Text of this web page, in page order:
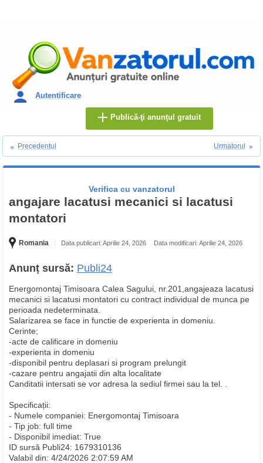
Autentificare
Publică-ţi anunţul gratuit
Precedentul Urmatorul
Verifica cu vanzatorul
angajare lacatusi mecanici si lacatusi
montatori
Romania Data publicari: Aprilie 24, 2026 Data modificari: Aprilie 24, 2026
Anunț sursă: Publi24
Energomontaj Timisoara Calea Sagului, nr.201,angajeaza lacatusi
mecanici si lacatusi montatori cu contract individual de munca pe
perioada nedeterminata.
Salarizarea se face in functie de experienta in domeniu.
Cerinte;
-acte de calificare in domeniu
-experienta in domeniu
-disponibil pentru deplasari si program prelungit
-cazare pentru angajatii din alta localitate
Canditatii intersati se vor adresa la sediul firmei sau la tel. .
Specificații:
- Numele companiei: Energomontaj Timisoara
- Tip job: full time
- Disponibil imediat: True
ID sursă Publi24: 1679310136
Valabil din: 4/24/2026 2:07:59 AM